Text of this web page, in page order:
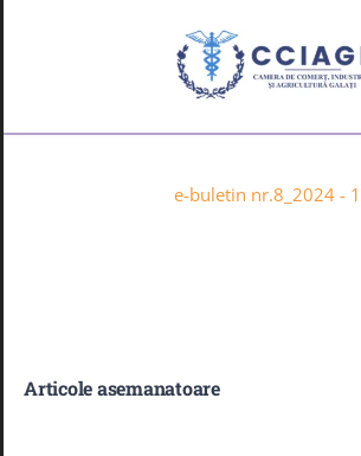
e-buletin nr.8_2024 -
Articole asemanatoare